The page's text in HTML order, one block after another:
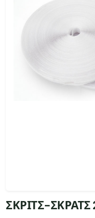
ΣΚΡΙΤΣ-ΣΚΡΑΤΣ